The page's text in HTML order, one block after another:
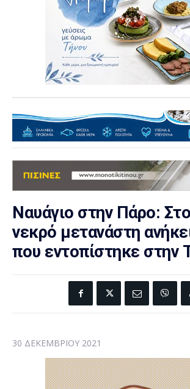
Ναυάγιο στην Πάρο:
νεκρό μετανάστη
που εντοπίστηκε στην
30 ΔΕΚΕΜΒΡΊΟΥ 2021